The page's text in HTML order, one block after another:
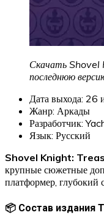
Скачать
последнюю
Дата выхода:
Жанр: Аркады
Разработчик:
Язык: Русский
Shovel Knight:
крупные сюжетные
платформер, глубокий
📦 Состав издания